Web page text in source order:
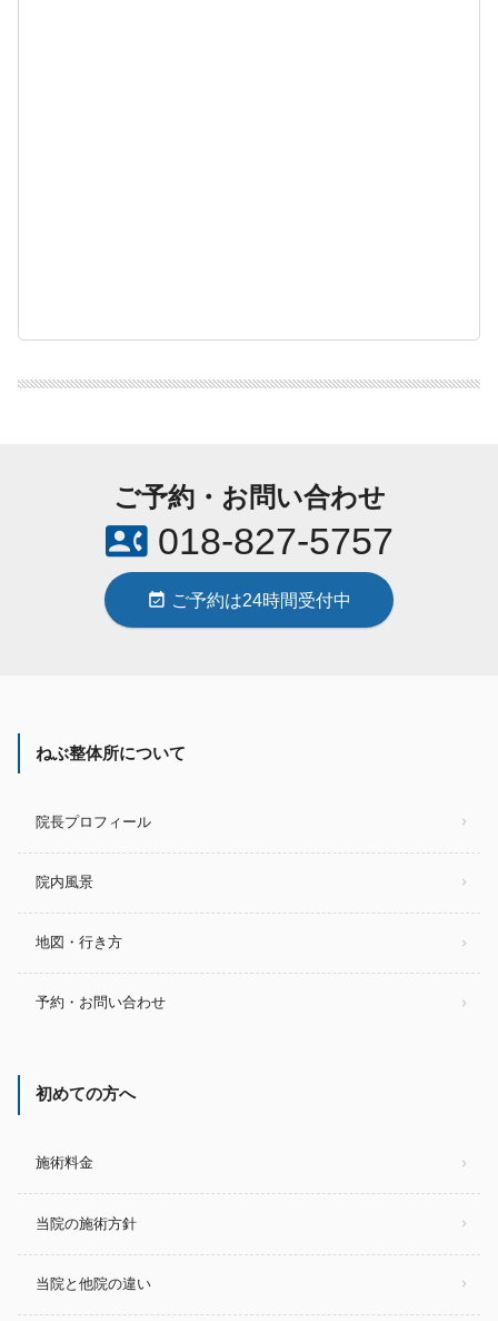
ご予約・お問い合わせ
contact_phone018-827-5757
event_available ご予約は24時間受付中
ねぶ整体所について
院長プロフィール
院内風景
地図・行き方
予約・お問い合わせ
初めての方へ
施術料金
当院の施術方針
当院と他院の違い